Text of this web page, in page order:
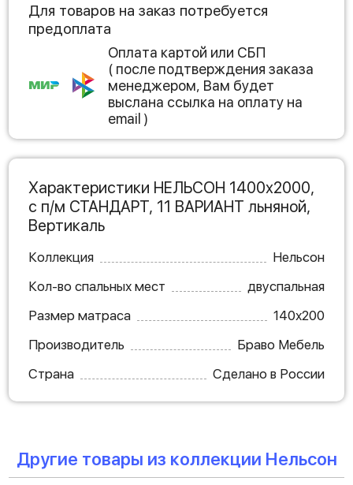
Для товаров на заказ потребуется
предоплата
Оплата картой или СБП
( после подтверждения заказа
менеджером, Вам будет
выслана ссылка на оплату на
email )
Характеристики НЕЛЬСОН 1400х2000,
с п/м СТАНДАРТ, 11 ВАРИАНТ льняной,
Вертикаль
Коллекция
Нельсон
Кол-во спальных мест
двуспальная
Размер матраса
140х200
Производитель
Браво Мебель
Страна
Сделано в России
Другие товары из коллекции Нельсон